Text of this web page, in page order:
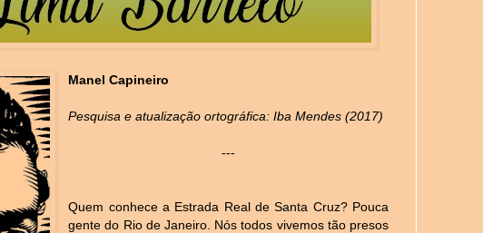
Manel Capineiro
Pesquisa e atualização ortográfica: Iba Mendes (2017)
---
Quem conhece a Estrada Real de Santa Cruz? Pouca
gente do Rio de Janeiro. Nós todos vivemos tão presos